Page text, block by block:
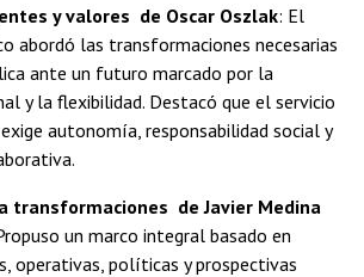
y valores de Oscar Oszlak: El
abordó las transformaciones necesarias
ante un futuro marcado por la
y la flexibilidad. Destacó que el servicio
autonomía, responsabilidad social y
transformaciones de Javier Medina
un marco integral basado en
operativas, políticas y prospectivas